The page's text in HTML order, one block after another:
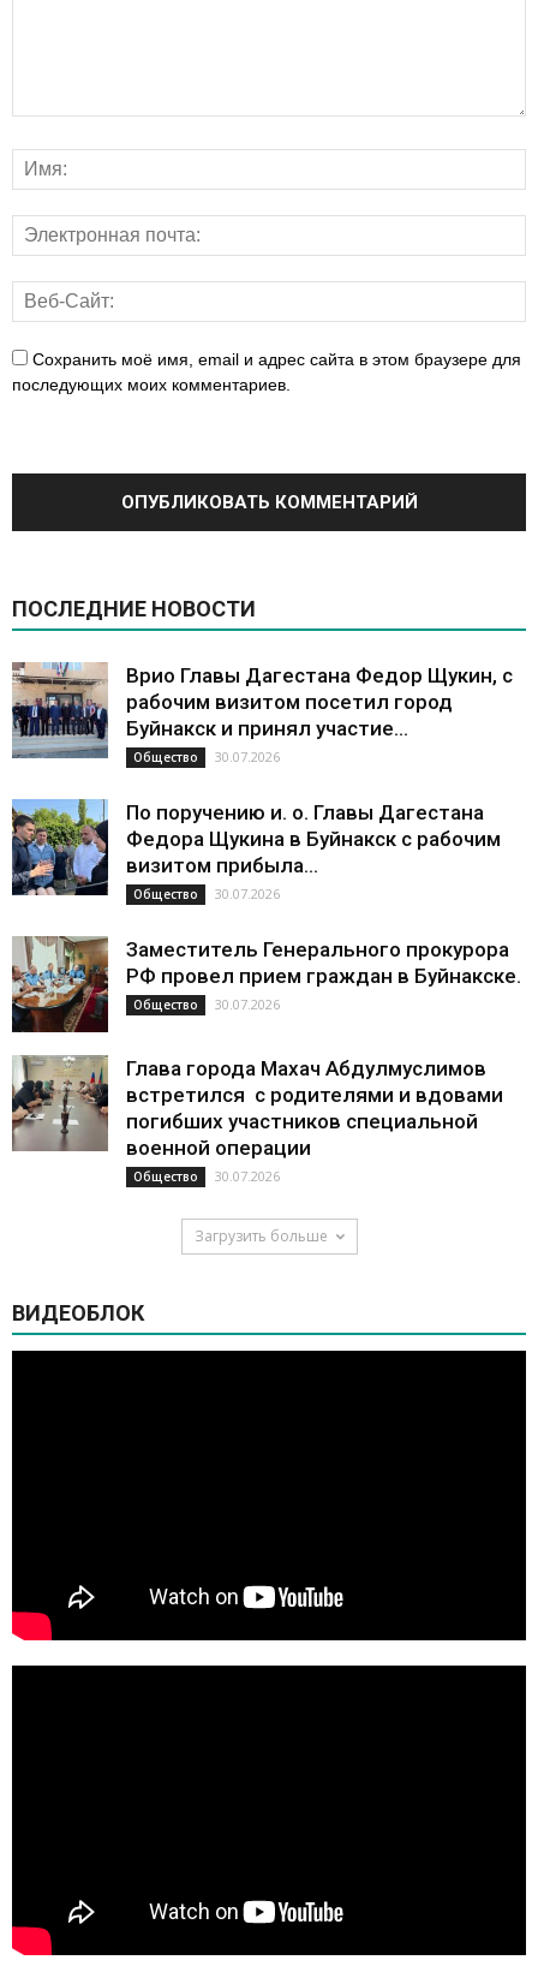
Сохранить моё имя, email и адрес сайта в этом браузере для
последующих моих комментариев.
ПОСЛЕДНИЕ НОВОСТИ
Врио Главы Дагестана Федор Щукин, с
рабочим визитом посетил город
Буйнакск и принял участие...
Общество 30.07.2026
По поручению и. о. Главы Дагестана
Федора Щукина в Буйнакск с рабочим
визитом прибыла...
Общество 30.07.2026
Заместитель Генерального прокурора
РФ провел прием граждан в Буйнакске.
Общество 30.07.2026
Глава города Махач Абдулмуслимов
встретился с родителями и вдовами
погибших участников специальной
военной операции
Общество 30.07.2026
Загрузить больше
ВИДЕОБЛОК